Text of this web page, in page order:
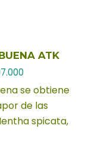
ATK
se obtiene
de las
spicata,